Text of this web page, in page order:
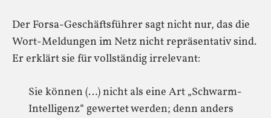
Der Forsa-Geschäftsführer sagt nicht nur, das die
Wort-Meldungen im Netz nicht repräsentativ sind.
Er erklärt sie für vollständig irrelevant:
Sie können (…) nicht als eine Art „Schwarm-
Intelligenz“ gewertet werden; denn anders